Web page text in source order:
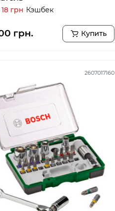
18 грн Кэшбек
грн. Купить
2607017160